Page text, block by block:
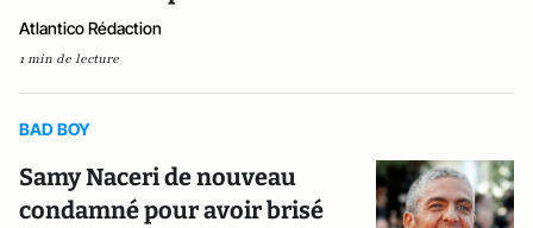
Atlantico Rédaction
1 min de lecture
BAD BOY
Samy Naceri de nouveau
condamné pour avoir brisé